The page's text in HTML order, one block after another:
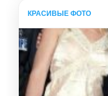
КРАСИВЫЕ ФОТО